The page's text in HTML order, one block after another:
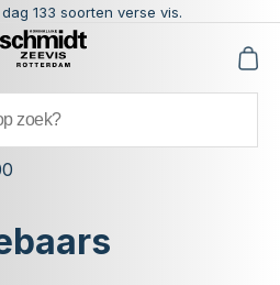
dag 133 soorten verse vis.